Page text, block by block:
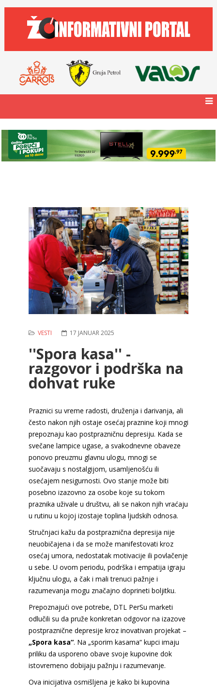
VESTI 17 JANUAR 2025
''Spora kasa'' -
razgovor i podrška na
dohvat ruke
Praznici su vreme radosti, druženja i darivanja, ali
često nakon njih ostaje osećaj praznine koji mnogi
prepoznaju kao postprazničnu depresiju. Kada se
svečane lampice ugase, a svakodnevne obaveze
ponovo preuzmu glavnu ulogu, mnogi se
suočavaju s nostalgijom, usamljenošću ili
osećajem nesigurnosti. Ovo stanje može biti
posebno izazovno za osobe koje su tokom
praznika uživale u društvu, ali se nakon njih vraćaju
u rutinu u kojoj izostaje toplina ljudskih odnosa.
Stručnjaci kažu da postpraznična depresija nije
neuobičajena i da se može manifestovati kroz
osećaj umora, nedostatak motivacije ili povlačenje
u sebe. U ovom periodu, podrška i empatija igraju
ključnu ulogu, a čak i mali trenuci pažnje i
razumevanja mogu značajno doprineti boljitku.
Prepoznajući ove potrebe, DTL PerSu marketi
odlučili su da pruže konkretan odgovor na izazove
postpraznične depresije kroz inovativan projekat –
„Spora kasa“. Na „sporim kasama“ kupci imaju
priliku da usporeno obave svoje kupovine dok
istovremeno dobijaju pažnju i razumevanje.
Ova inicijativa osmišljena je kako bi kupovina